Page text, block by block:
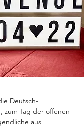
Deutsch-
zum Tag der offenen
aus